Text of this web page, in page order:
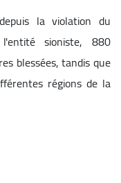
la violation du
sioniste, 880
blessées, tandis que
régions de la